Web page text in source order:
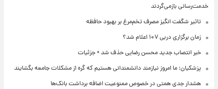
خدمت‌رسانی بازمی‌گردند
تاثیر شگفت انگیز مصرف تخم‌مرغ بر بهبود حافظه
زمان برگزاری دربی ۱۰۷ اعلام شد؟
خبر انتصاب جدید محسن رضایی حذف شد + جزئیات
پزشکیان: ما امروز نیازمند دانشمندانی هستیم که گره از مشکلات جامعه بگشایند
هشدار جدی همتی در خصوص ممنوعیت اضافه ‌برداشت بانک‌ها